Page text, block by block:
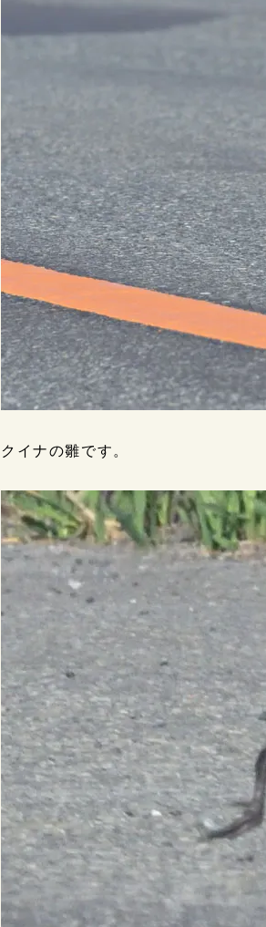
クイナの雛です。